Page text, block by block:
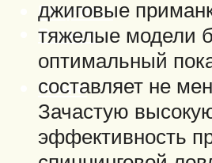
Рецепты
Разное
Меню
джиговые
тяжелые модели
оптимальный
составляет не
Зачастую
эффективность